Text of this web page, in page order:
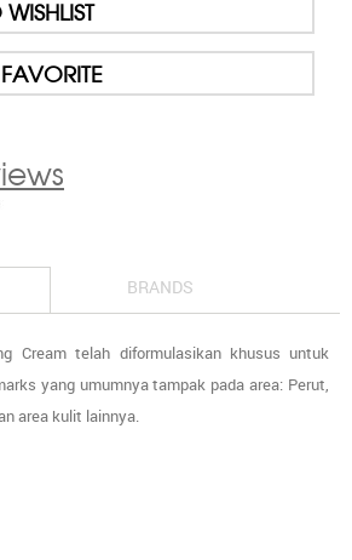
BRANDS
Cream telah diformulasikan khusus untuk
yang umumnya tampak pada area: Perut,
area kulit lainnya.